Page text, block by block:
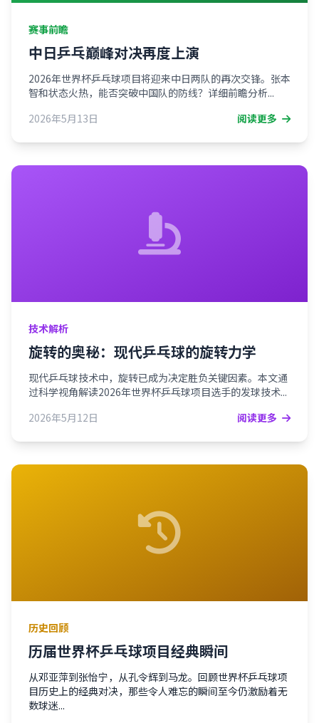
赛事前瞻
中日乒乓巅峰对决再度上演
2026年世界杯乒乓球项目将迎来中日两队的再次交锋。张本
智和状态火热，能否突破中国队的防线？详细前瞻分析...
2026年5月13日
阅读更多
技术解析
旋转的奥秘：现代乒乓球的旋转力学
现代乒乓球技术中，旋转已成为决定胜负关键因素。本文通
过科学视角解读2026年世界杯乒乓球项目选手的发球技术...
2026年5月12日
阅读更多
历史回顾
历届世界杯乒乓球项目经典瞬间
从邓亚萍到张怡宁，从孔令辉到马龙。回顾世界杯乒乓球项
目历史上的经典对决，那些令人难忘的瞬间至今仍激励着无
数球迷...